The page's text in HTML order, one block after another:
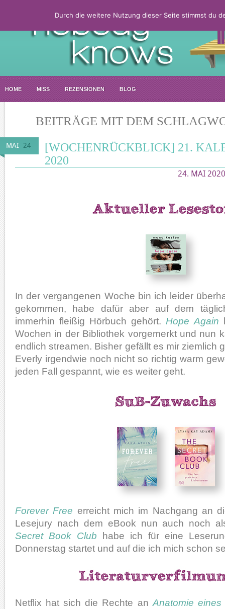
HOME MISS REZENSIONEN BLOG
BEITRÄGE MIT DEM
MAI 24
[WOCHENRÜCKBLICK] 21.
2020
24. MAI
In der vergangenen Woche bin ich leider
gekommen, habe dafür aber auf dem
immerhin fleißig Hörbuch gehört. Hope Again
Wochen in der Bibliothek vorgemerkt und nun
endlich streamen. Bisher gefällt es mir ziemlich
Everly irgendwie noch nicht so richtig warm
jeden Fall gespannt, wie es weiter geht.
Forever Free erreicht mich im Nachgang an
Lesejury nach dem eBook nun auch noch
Secret Book Club habe ich für eine
Donnerstag startet und auf die ich mich schon
Netflix hat sich die Rechte an Anatomie eines
Durch die weitere Nutzung dieser Seite stimmst du